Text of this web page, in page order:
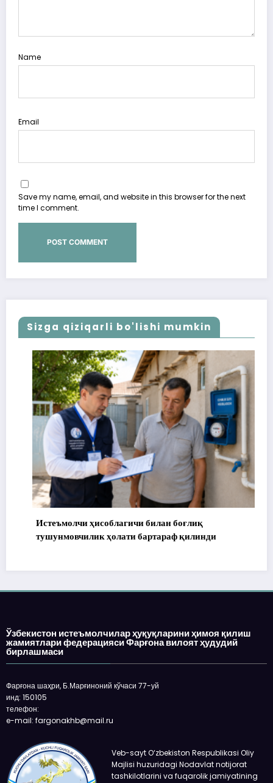
Name
Email
Save my name, email, and website in this browser for the next
time I comment.
Sizga qiziqarli bo'lishi mumkin
Истеъмолчи ҳисоблагичи билан боғлиқ
тушунмовчилик ҳолати бартараф қилинди
Ўзбекистон истеъмолчилар ҳуқуқларини ҳимоя қилиш
жамиятлари федерацияси Фарғона вилоят ҳудудий
бирлашмаси
Фарғона шаҳри, Б.Марғиноний кўчаси 77-уй
инд: 150105
телефон:
e-mail: fargonakhb@mail.ru
Veb-sayt O‘zbekiston Respublikasi Oliy
Majlisi huzuridagi Nodavlat notijorat
tashkilotlarini va fuqarolik jamiyatining